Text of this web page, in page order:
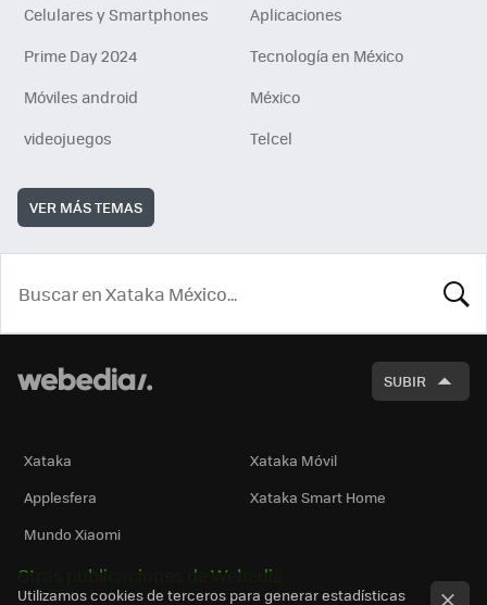
Celulares y Smartphones
Aplicaciones
Prime Day 2024
Tecnología en México
Móviles android
México
videojuegos
Telcel
VER MÁS TEMAS
SUBIR
Xataka
Xataka Móvil
Applesfera
Xataka Smart Home
Mundo Xiaomi
Otras publicaciones de Webedia
Utilizamos cookies de terceros para generar estadísticas